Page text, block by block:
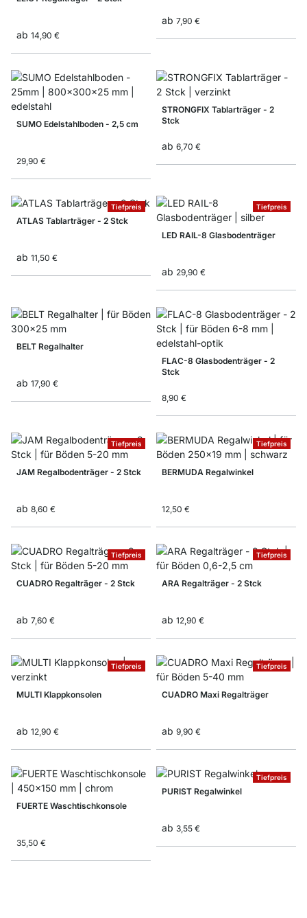
ab 14,90 €
ab 7,90 €
SUMO Edelstahlboden - 2,5 cm
29,90 €
STRONGFIX Tablarträger - 2
Stck
ab 6,70 €
Tiefpreis
ATLAS Tablarträger - 2 Stck
ab 11,50 €
Tiefpreis
LED RAIL-8 Glasbodenträger
ab 29,90 €
BELT Regalhalter
ab 17,90 €
FLAC-8 Glasbodenträger - 2
Stck
8,90 €
Tiefpreis
JAM Regalbodenträger - 2 Stck
ab 8,60 €
Tiefpreis
BERMUDA Regalwinkel
12,50 €
Tiefpreis
CUADRO Regalträger - 2 Stck
ab 7,60 €
Tiefpreis
ARA Regalträger - 2 Stck
ab 12,90 €
Tiefpreis
MULTI Klappkonsolen
ab 12,90 €
Tiefpreis
CUADRO Maxi Regalträger
ab 9,90 €
FUERTE Waschtischkonsole
35,50 €
Tiefpreis
PURIST Regalwinkel
ab 3,55 €